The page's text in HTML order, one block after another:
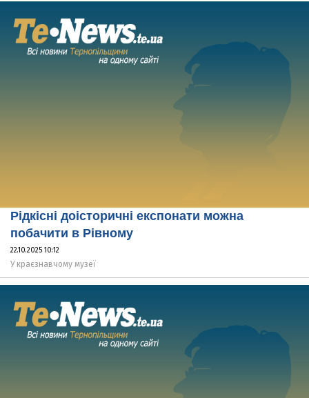
Рідкісні доісторичні експонати можна
побачити в Рівному
22.10.2025 10:12
У краєзнавчому музеї